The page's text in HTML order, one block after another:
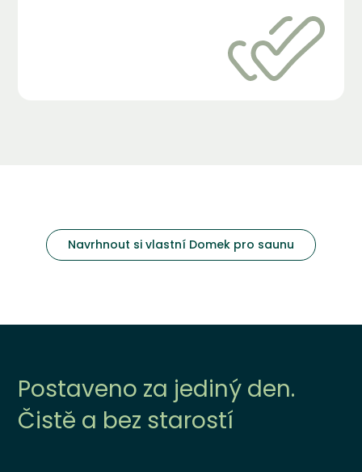
Navrhnout si vlastní Domek pro saunu
Postaveno za jediný den.
Čistě a bez starostí